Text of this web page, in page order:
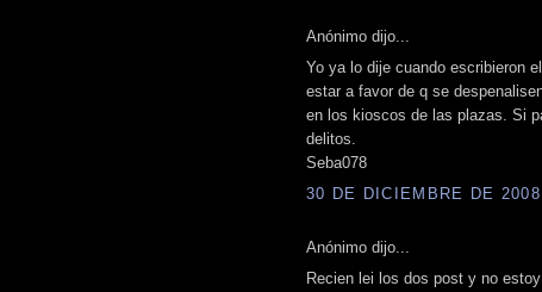
Anónimo dijo...
Yo ya lo dije cuando escribieron
estar a favor de q se
en los kioscos de las plazas. Si
delitos.
Seba078
30 DE DICIEMBRE DE 2008
Anónimo dijo...
Recien lei los dos post y no